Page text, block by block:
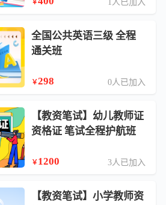
￥ 1人已加入
全国公共英语三级 全程
通关班
￥298 0人已加入
【教资笔试】幼儿教师证
资格证 笔试全程护航班
￥1200 3人已加入
【教资笔试】小学教师资